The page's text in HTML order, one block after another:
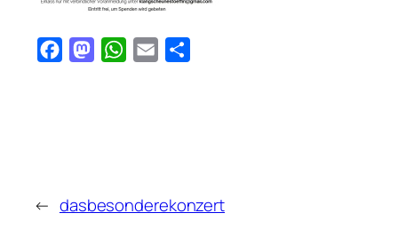
FacebookMastodonWhatsApp
Email
← dasbesonderekonzert